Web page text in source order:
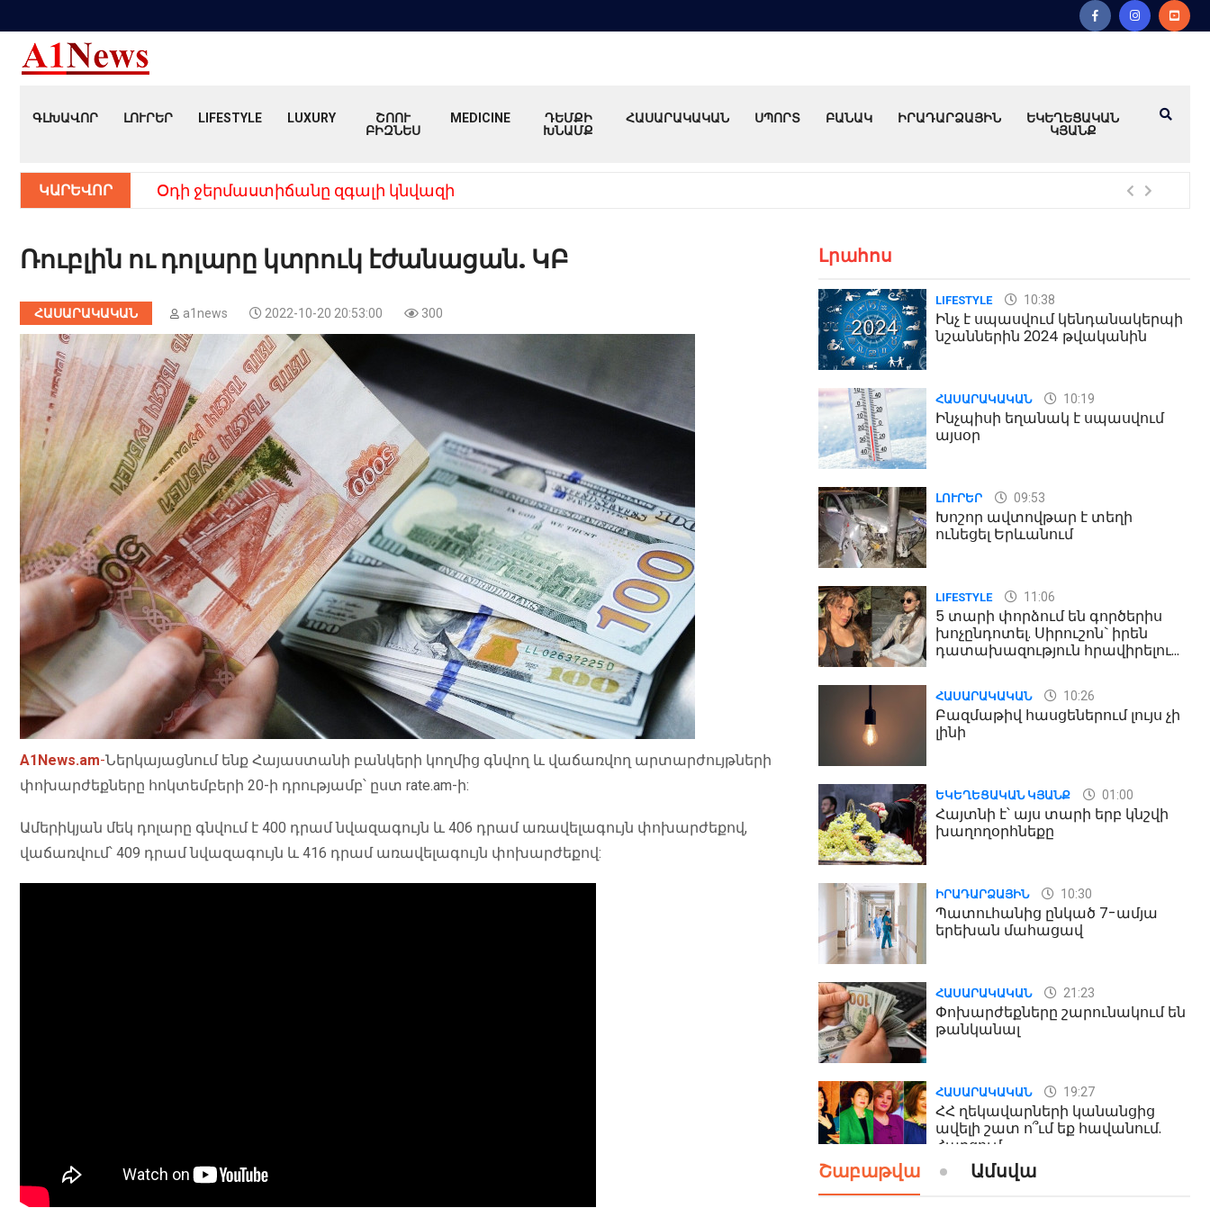
ԳԼԽԱՎՈՐ ԼՈՒՐԵՐ LIFESTYLE LUXURY
ՇՈՈՒ
ԲԻԶՆԵՍ
MEDICINE
ԴԵՄՔԻ
ԽՆԱՄՔ
ՀԱՍԱՐԱԿԱԿԱՆ ՍՊՈՐՏ ԲԱՆԱԿ ԻՐԱԴԱՐՁԱՅԻՆ
ԵԿԵՂԵՑԱԿԱՆ
ԿՅԱՆՔ
ԿԱՐԵՎՈՐ Օդի ջերմաստիճանը զգալի կնվազի
Ռուբլին ու դոլարը կտրուկ էժանացան. ԿԲ
ՀԱՍԱՐԱԿԱԿԱՆ a1news 2022-10-20 20:53:00 300
A1News.am-Ներկայացնում ենք Հայաստանի բանկերի կողմից գնվող և վաճառվող արտարժույթների
փոխարժեքները հոկտեմբերի 20-ի դրությամբ՝ ըստ rate.am-ի:
Ամերիկյան մեկ դոլարը գնվում է 400 դրամ նվազագույն և 406 դրամ առավելագույն փոխարժեքով,
վաճառվում՝ 409 դրամ նվազագույն և 416 դրամ առավելագույն փոխարժեքով:
Լրահոս
LIFESTYLE 10:38
Ինչ է սպասվում կենդանակերպի
նշաններին 2024 թվականին
ՀԱՍԱՐԱԿԱԿԱՆ 10:19
Ինչպիսի եղանակ է սպասվում
այսօր
ԼՈՒՐԵՐ 09:53
Խոշոր ավտովթար է տեղի
ունեցել Երևանում
LIFESTYLE 11:06
5 տարի փորձում են գործերիս
խոչընդոտել. Սիրուշոն` իրեն
դատախազություն հրավիրելու
ՀԱՍԱՐԱԿԱԿԱՆ 10:26
Բազմաթիվ հասցեներում լույս չի
լինի
ԵԿԵՂԵՑԱԿԱՆ ԿՅԱՆՔ 01:00
Հայտնի է՝ այս տարի երբ կնշվի
խաղողօրհնեքը
ԻՐԱԴԱՐՁԱՅԻՆ 10:30
Պատուհանից ընկած 7-ամյա
երեխան մահացավ
ՀԱՍԱՐԱԿԱԿԱՆ 21:23
Փոխարժեքները շարունակում են
թանկանալ
ՀԱՍԱՐԱԿԱԿԱՆ 19:27
ՀՀ ղեկավարների կանանցից
ավելի շատ ո՞ւմ եք հավանում.
Հարցում
Շաբաթվա Ամսվա